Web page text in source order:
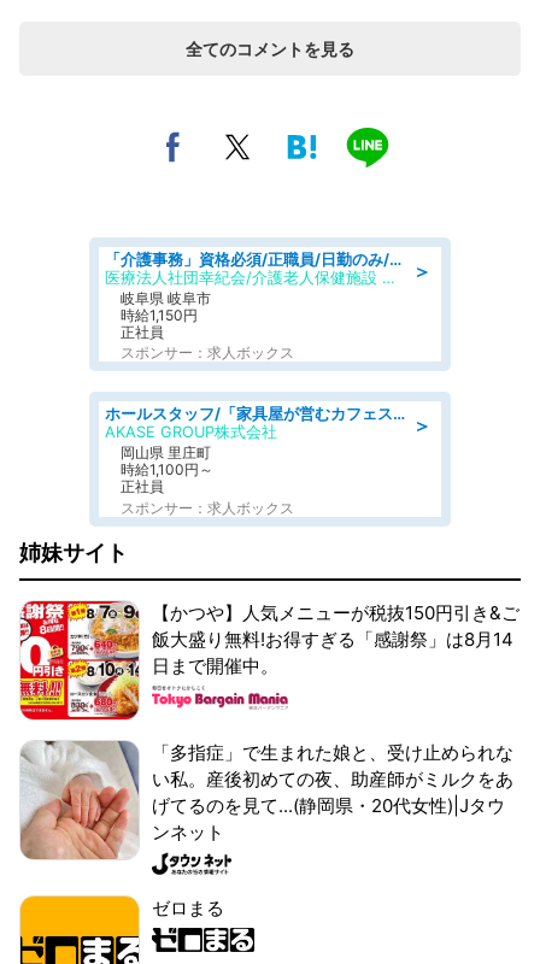
全てのコメントを見る
＞
「介護事務」資格必須/正職員/日勤のみ/介護老人保健施設
医療法人社団幸紀会/介護老人保健施設 グリーンビラ安江
岐阜県 岐阜市
時給1,150円
正社員
スポンサー：求人ボックス
＞
ホールスタッフ/「家具屋が営むカフェスタッフ!」週2日～OK!嬉しいまかない付き/岡山県/浅口郡里庄町
AKASE GROUP株式会社
岡山県 里庄町
時給1,100円～
正社員
スポンサー：求人ボックス
姉妹サイト
【かつや】人気メニューが税抜150円引き&ご
飯大盛り無料!お得すぎる「感謝祭」は8月14
日まで開催中。
「多指症」で生まれた娘と、受け止められな
い私。産後初めての夜、助産師がミルクをあ
げてるのを見て...(静岡県・20代女性)|Jタウ
ンネット
ゼロまる